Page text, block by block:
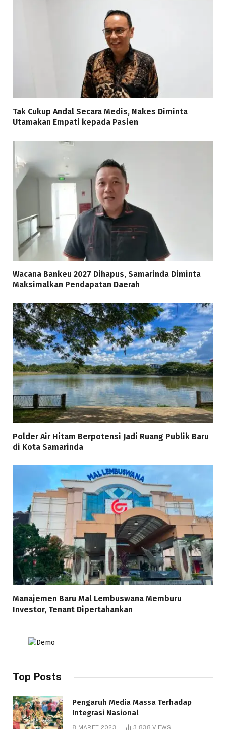
Tak Cukup Andal Secara Medis, Nakes Diminta
Utamakan Empati kepada Pasien
Wacana Bankeu 2027 Dihapus, Samarinda Diminta
Maksimalkan Pendapatan Daerah
Polder Air Hitam Berpotensi Jadi Ruang Publik Baru
di Kota Samarinda
Manajemen Baru Mal Lembuswana Memburu
Investor, Tenant Dipertahankan
Top Posts
Pengaruh Media Massa Terhadap
Integrasi Nasional
8 MARET 2023 3,838VIEWS